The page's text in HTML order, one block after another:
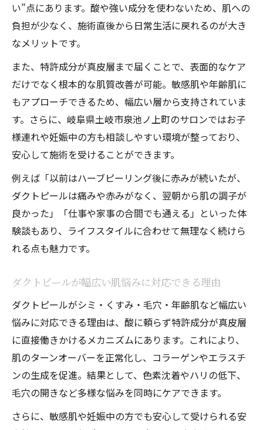
い”点にあります。酸や強い成分を使わないため、肌への
負担が少なく、施術直後から日常生活に戻れるのが大き
なメリットです。
また、特許成分が真皮層まで届くことで、表面的なケア
だけでなく根本的な肌質改善が可能。敏感肌や年齢肌に
もアプローチできるため、幅広い層から支持されていま
す。さらに、岐阜県土岐市泉池ノ上町のサロンではお子
様連れや妊娠中の方も相談しやすい環境が整っており、
安心して施術を受けることができます。
例えば「以前はハーブピーリング後に赤みが続いたが、
ダクトピールは痛みや赤みがなく、翌朝から肌の調子が
良かった」「仕事や家事の合間でも通える」といった体
験談もあり、ライフスタイルに合わせて無理なく続けら
れる点も魅力です。
ダクトピールが幅広い肌悩みに対応できる理由
ダクトピールがシミ・くすみ・毛穴・年齢肌など幅広い
悩みに対応できる理由は、酸に頼らず特許成分が真皮層
に直接働きかけるメカニズムにあります。これにより、
肌のターンオーバーを正常化し、コラーゲンやエラスチ
ンの生成を促進。結果として、色素沈着やハリの低下、
毛穴の開きなど多様な悩みを同時にケアできます。
さらに、敏感肌や妊娠中の方でも安心して受けられる安